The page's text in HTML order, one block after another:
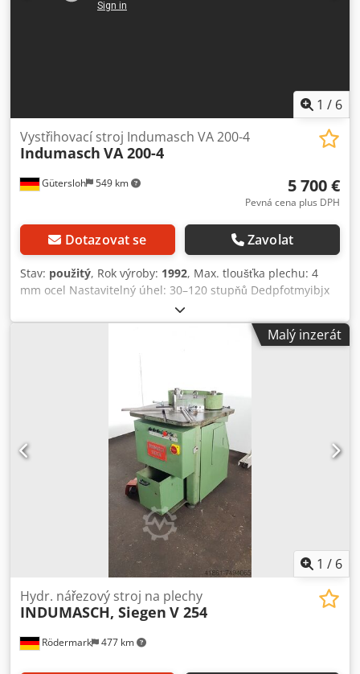
1 / 6
Gütersloh 549 km
Vystřihovací stroj Indumasch VA 200-4
Indumasch VA 200-4
5 700 €
Pevná cena plus DPH
Dotazovat se Zavolat
Stav: použitý, Rok výroby: 1992, Max. tloušťka plechu: 4
mm ocel Nastavitelný úhel: 30–120 stupňů Dedpfotmyibjx
Akpeck Délka nože: 200 mm Hydraulické upínání a aretace
nože Hloubka střihu plynule nastavitelná s digitálním
displejem Nová sada horních a spodních nožů
namontována Hmotnost: cca 1 000 kg
Malý inzerát
1 / 6
Rödermark 477 km
Hydr. nářezový stroj na plechy
INDUMASCH, Siegen V 254